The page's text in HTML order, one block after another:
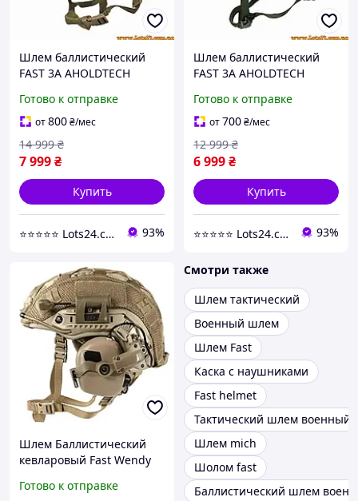
Шлем баллистический
FAST 3A AHOLDTECH
шлем FAST NIJ IIIA каска
шлем фаст
Готово к отправке
от800₴/мес
7 999₴
14 999 ₴
Купить
⭐️⭐️⭐️⭐️⭐️ Lots24.com.ua 93%
Шлем баллистический
FAST 3A AHOLDTECH
шлем FAST NIJ IIIA каска
шлем фаст
Готово к отправке
от700₴/мес
6 999₴
12 999 ₴
Купить
⭐️⭐️⭐️⭐️⭐️ Lots24.com.ua 93%
Шлем Баллистический
кевларовый Fast Wendy
M31 M L XL койот
Готово к отправке
Смотри также
Шлем тактический
Военный шлем
Шлем Fast
Каска с наушниками
Fast helmet
Тактический шлем военный
Шлем mich
Шолом fast
Баллистический шлем